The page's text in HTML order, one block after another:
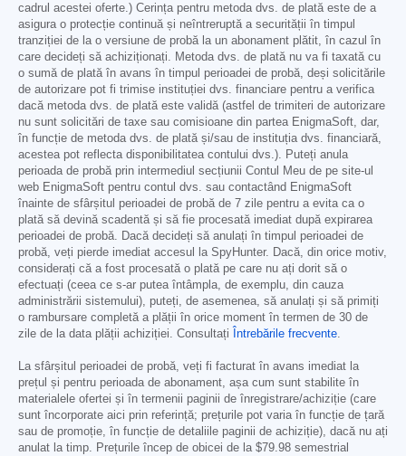
cadrul acestei oferte.) Cerința pentru metoda dvs. de plată este de a
asigura o protecție continuă și neîntreruptă a securității în timpul
tranziției de la o versiune de probă la un abonament plătit, în cazul în
care decideți să achiziționați. Metoda dvs. de plată nu va fi taxată cu
o sumă de plată în avans în timpul perioadei de probă, deși solicitările
de autorizare pot fi trimise instituției dvs. financiare pentru a verifica
dacă metoda dvs. de plată este validă (astfel de trimiteri de autorizare
nu sunt solicitări de taxe sau comisioane din partea EnigmaSoft, dar,
în funcție de metoda dvs. de plată și/sau de instituția dvs. financiară,
acestea pot reflecta disponibilitatea contului dvs.). Puteți anula
perioada de probă prin intermediul secțiunii Contul Meu de pe site-ul
web EnigmaSoft pentru contul dvs. sau contactând EnigmaSoft
înainte de sfârșitul perioadei de probă de 7 zile pentru a evita ca o
plată să devină scadentă și să fie procesată imediat după expirarea
perioadei de probă. Dacă decideți să anulați în timpul perioadei de
probă, veți pierde imediat accesul la SpyHunter. Dacă, din orice motiv,
considerați că a fost procesată o plată pe care nu ați dorit să o
efectuați (ceea ce s-ar putea întâmpla, de exemplu, din cauza
administrării sistemului), puteți, de asemenea, să anulați și să primiți
o rambursare completă a plății în orice moment în termen de 30 de
zile de la data plății achiziției. Consultați
Întrebările frecvente.
La sfârșitul perioadei de probă, veți fi facturat în avans imediat la
prețul și pentru perioada de abonament, așa cum sunt stabilite în
materialele ofertei și în termenii paginii de înregistrare/achiziție (care
sunt încorporate aici prin referință; prețurile pot varia în funcție de țară
sau de promoție, în funcție de detaliile paginii de achiziție), dacă nu ați
anulat la timp. Prețurile încep de obicei de la $79.98 semestrial